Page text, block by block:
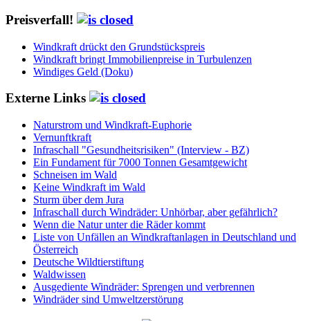
Preisverfall!
Windkraft drückt den Grundstückspreis
Windkraft bringt Immobilienpreise in Turbulenzen
Windiges Geld (Doku)
Externe Links
Naturstrom und Windkraft-Euphorie
Vernunftkraft
Infraschall "Gesundheitsrisiken" (Interview - BZ)
Ein Fundament für 7000 Tonnen Gesamtgewicht
Schneisen im Wald
Keine Windkraft im Wald
Sturm über dem Jura
Infraschall durch Windräder: Unhörbar, aber gefährlich?
Wenn die Natur unter die Räder kommt
Liste von Unfällen an Windkraftanlagen in Deutschland und
Österreich
Deutsche Wildtierstiftung
Waldwissen
Ausgediente Windräder: Sprengen und verbrennen
Windräder sind Umweltzerstörung